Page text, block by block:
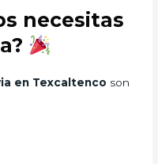
necesitas
en Texcaltenco son